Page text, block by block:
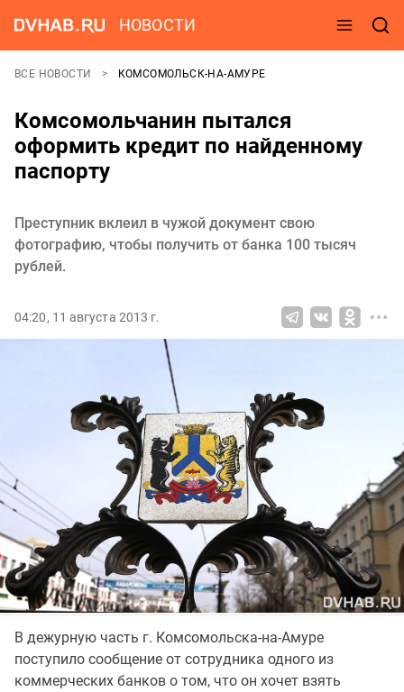
НОВОСТИ
ВСЕ НОВОСТИ КОМСОМОЛЬСК-НА-АМУРЕ
Комсомольчанин пытался
оформить кредит по найденному
паспорту
Преступник вклеил в чужой документ свою
фотографию, чтобы получить от банка 100 тысяч
рублей.
04:20, 11 августа 2013 г.
В дежурную часть г. Комсомольска-на-Амуре
поступило сообщение от сотрудника одного из
коммерческих банков о том, что он хочет взять